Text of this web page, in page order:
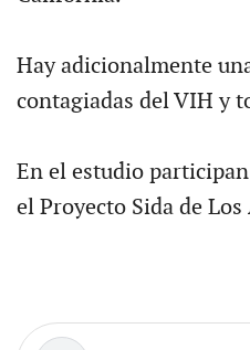
Hay adicionalmente
contagiadas del VIH y
En el estudio
el Proyecto Sida de Los